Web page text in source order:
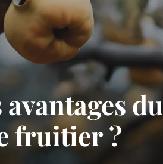
du
fruitier ?